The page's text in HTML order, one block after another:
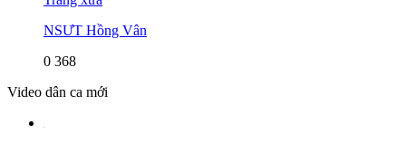
NSƯT Hồng Vân
0 368
Video dân ca mới